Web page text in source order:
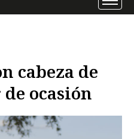
cabeza de
ocasión